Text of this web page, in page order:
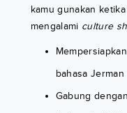
kamu gunakan
mengalami culture
bahasa Jerman
Gabung